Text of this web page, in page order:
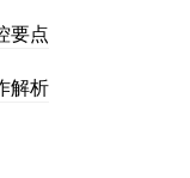
要点
解析